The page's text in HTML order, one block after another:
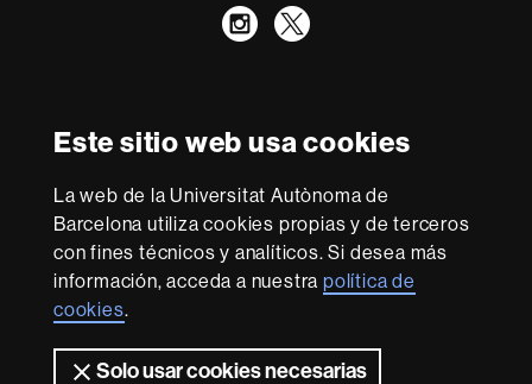
Este sitio web usa cookies
La web de la Universitat Autònoma de
Barcelona utiliza cookies propias y de terceros
con fines técnicos y analíticos. Si desea más
información, acceda a nuestrapolítica de
cookies.
Solo usar cookies necesarias
Instagram
Twitter
Excellence
Research
-
Euraxess
Con la financiación de
Sobre
esta